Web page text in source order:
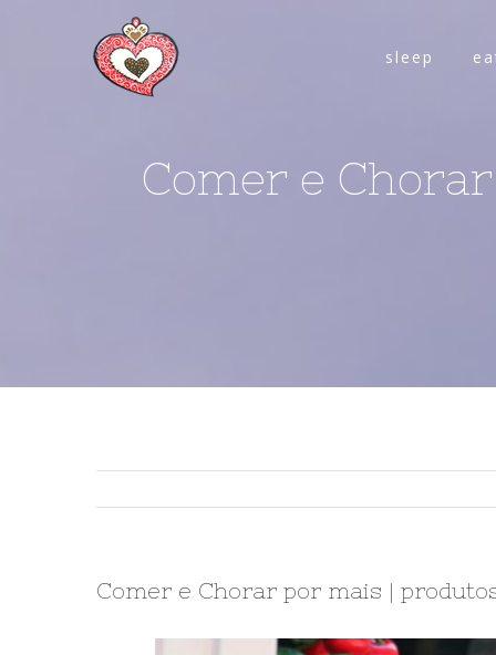
sleep
Comer e
Comer e Chorar por mais |